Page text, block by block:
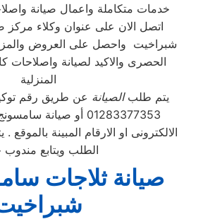
خدمات متكاملة واعمال صيانة
اتصل الان على عنوان وكلاء
شبراخيت واحصل على العروض
الحصرى والاكيد لصيانة واصلاحات
المنزلية
يتم طلبالصيانة عن طريق رقم
01283377353 أو صيانة
الالكترونى او الارقام المبينة
الطلب ويتابع
صيانة ثلاجات